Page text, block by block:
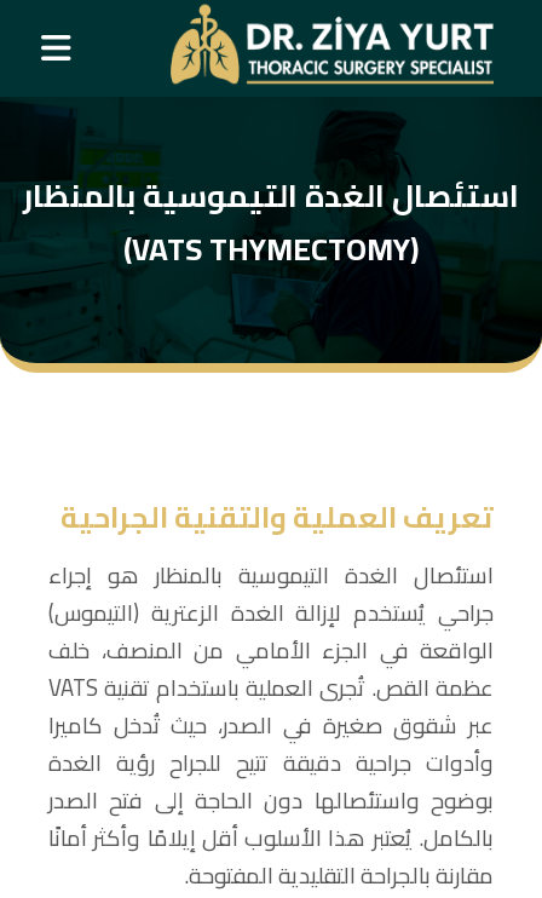
استئصال الغدة التيموسية بالمنظار
(VATS THYMECTOMY)
تعريف العملية والتقنية الجراحية
استئصال الغدة التيموسية بالمنظار هو إجراء
جراحي يُستخدم لإزالة الغدة الزعترية (التيموس)
الواقعة في الجزء الأمامي من المنصف، خلف
عظمة القص. تُجرى العملية باستخدام تقنية VATS
عبر شقوق صغيرة في الصدر، حيث تُدخل كاميرا
وأدوات جراحية دقيقة تتيح للجراح رؤية الغدة
بوضوح واستئصالها دون الحاجة إلى فتح الصدر
بالكامل. يُعتبر هذا الأسلوب أقل إيلامًا وأكثر أمانًا
مقارنة بالجراحة التقليدية المفتوحة.